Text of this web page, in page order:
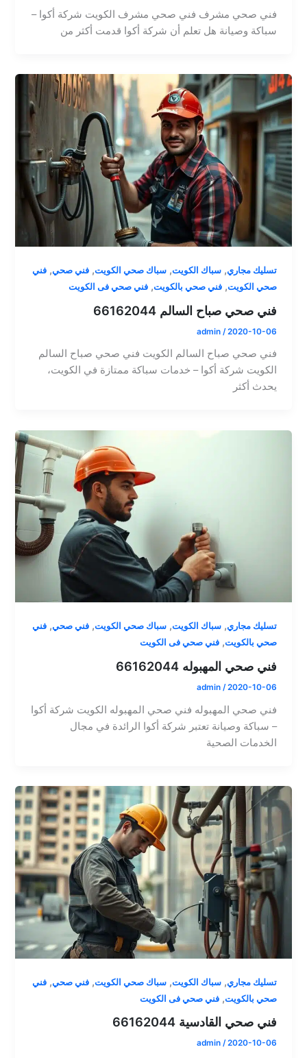
فني صحي مشرف فني صحي مشرف الكويت شركة أكوا –
سباكة وصيانة هل تعلم أن شركة أكوا قدمت أكثر من
تسليك مجاري,سباك الكويت,سباك صحي الكويت,فني صحي,فني
صحي الكويت,فني صحي بالكويت,فني صحي فى الكويت
فني صحي صباح السالم 66162044
admin /2020-10-06
فني صحي صباح السالم الكويت فني صحي صباح السالم
الكويت شركة أكوا – خدمات سباكة ممتازة في الكويت،
يحدث أكثر
تسليك مجاري,سباك الكويت,سباك صحي الكويت,فني صحي,فني
صحي بالكويت,فني صحي فى الكويت
فني صحي المهبوله 66162044
admin /2020-10-06
فني صحي المهبوله فني صحي المهبوله الكويت شركة أكوا
– سباكة وصيانة تعتبر شركة أكوا الرائدة في مجال
الخدمات الصحية
تسليك مجاري,سباك الكويت,سباك صحي الكويت,فني صحي,فني
صحي بالكويت,فني صحي فى الكويت
فني صحي القادسية 66162044
admin /2020-10-06